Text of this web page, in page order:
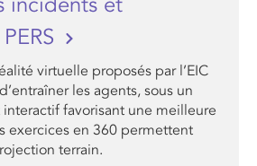
virtuelle proposés par l’EIC
les agents, sous un
favorisant une meilleure
exercices en 360 permettent
terrain.